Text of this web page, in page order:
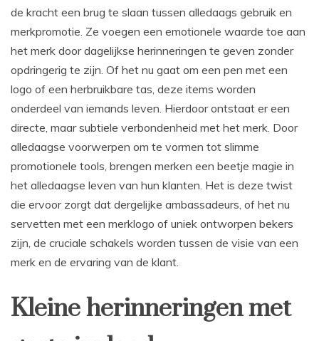
de kracht een brug te slaan tussen alledaags gebruik en
merkpromotie. Ze voegen een emotionele waarde toe aan
het merk door dagelijkse herinneringen te geven zonder
opdringerig te zijn. Of het nu gaat om een pen met een
logo of een herbruikbare tas, deze items worden
onderdeel van iemands leven. Hierdoor ontstaat er een
directe, maar subtiele verbondenheid met het merk. Door
alledaagse voorwerpen om te vormen tot slimme
promotionele tools, brengen merken een beetje magie in
het alledaagse leven van hun klanten. Het is deze twist
die ervoor zorgt dat dergelijke ambassadeurs, of het nu
servetten met een merklogo of uniek ontworpen bekers
zijn, de cruciale schakels worden tussen de visie van een
merk en de ervaring van de klant.
Kleine herinneringen met